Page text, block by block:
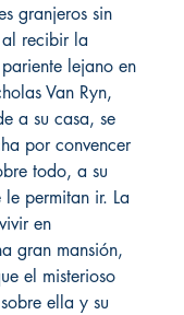
granjeros sin
recibir la
lejano en
Van Ryn,
a su casa, se
por convencer
todo, a su
permitan ir. La
en
gran mansión,
el misterioso
ella y su